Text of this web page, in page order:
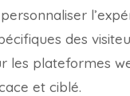
des
les plateformes
et ciblé.